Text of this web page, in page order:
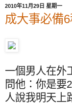
2010年11月29日 星期一
成大事必備
一個男人在外
問他：你是要
人說我明天上